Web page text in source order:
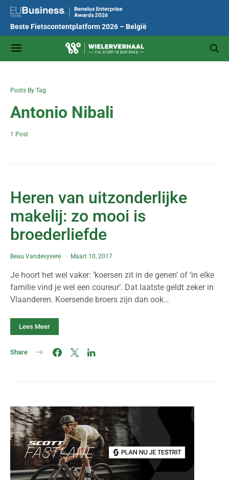
Beste Fietscontentplatform 2026 – België
Posts By Tag
Antonio Nibali
1 Post
Heren van uitzonderlijke
makelij: zo mooi is
broederliefde
Beau Vandevyvere Maart 10, 2017
Je hoort het wel vaker: ‘koersen zit in de genen’ of ‘in elke
familie vind je wel een coureur’. Dat laatste geldt zeker in
Vlaanderen. Koersende broers zijn dan ook…
Lees Meer
Share